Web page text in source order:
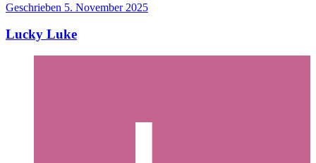
Geschrieben 5. November 2025
Lucky Luke